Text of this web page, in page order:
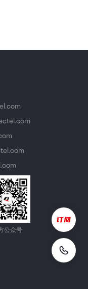
公众号